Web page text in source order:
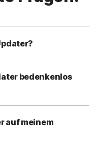
bedenkenlos
auf meinem